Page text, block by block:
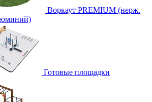
Воркаут PREMIUM (нерж.
Готовые площадки